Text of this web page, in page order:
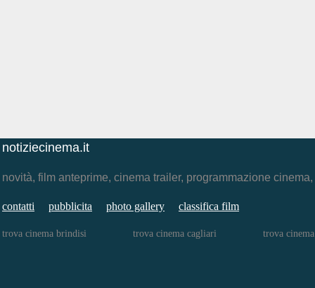
notiziecinema.it
novità, film anteprime, cinema trailer, programmazione
contatti pubblicita photo gallery classifica film
trova cinema brindisi trova cinema cagliari trova